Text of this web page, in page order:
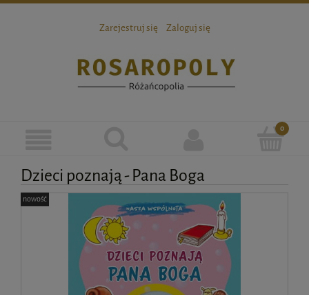
Zarejestruj się Zaloguj się
Dzieci poznają - Pana Boga
nowość